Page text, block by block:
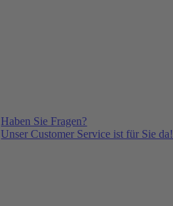
Haben Sie Fragen?
Unser Customer Service ist für Sie da!